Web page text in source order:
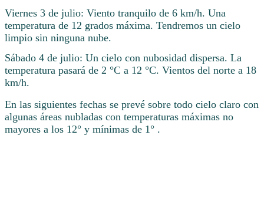
Viernes 3 de julio: Viento tranquilo de 6 km/h. Una
temperatura de 12 grados máxima. Tendremos un cielo
limpio sin ninguna nube.
Sábado 4 de julio: Un cielo con nubosidad dispersa. La
temperatura pasará de 2 °C a 12 °C. Vientos del norte a 18
km/h.
En las siguientes fechas se prevé sobre todo cielo claro con
algunas áreas nubladas con temperaturas máximas no
mayores a los 12° y mínimas de 1° .